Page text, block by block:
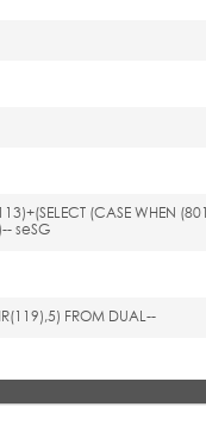
(CASE WHEN
seSG
FROM DUAL--